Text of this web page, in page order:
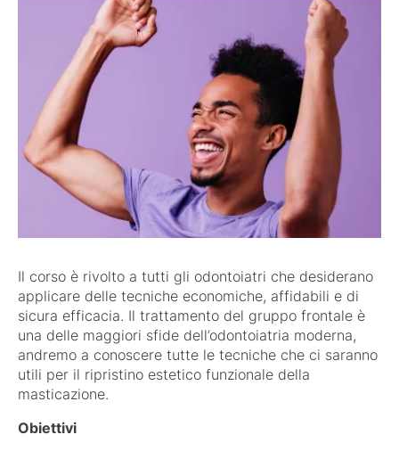
Il corso è rivolto a tutti gli odontoiatri che desiderano
applicare delle tecniche economiche, affidabili e di
sicura efficacia. Il trattamento del gruppo frontale è
una delle maggiori sfide dell’odontoiatria moderna,
andremo a conoscere tutte le tecniche che ci saranno
utili per il ripristino estetico funzionale della
masticazione.
Obiettivi